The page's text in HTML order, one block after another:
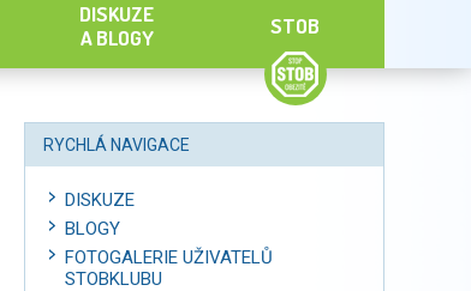
DISKUZE
A BLOGY
STOB
RYCHLÁ NAVIGACE
DISKUZE
BLOGY
FOTOGALERIE UŽIVATELŮ
STOBKLUBU